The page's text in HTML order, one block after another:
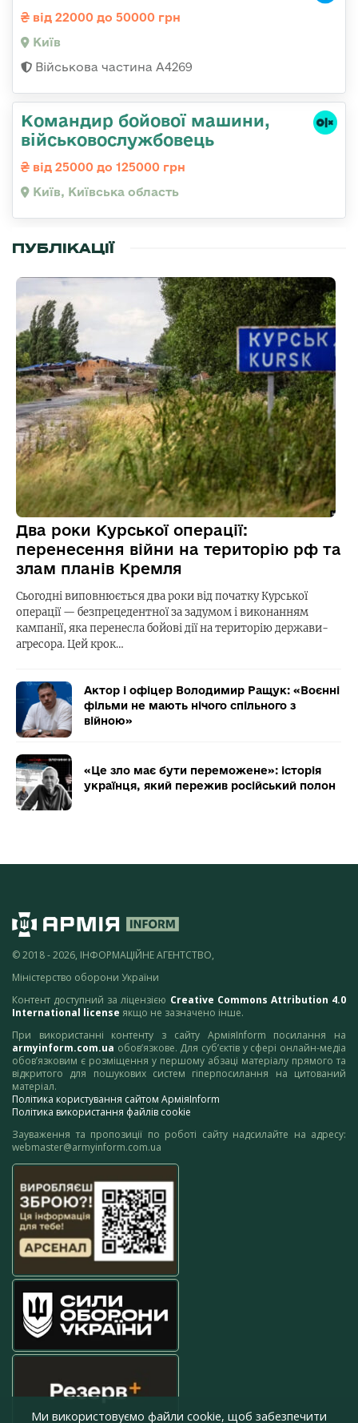
від 22000 до 50000 грн
Київ
Військова частина А4269
Командиp бойової машини,
військовослужбовець
від 25000 до 125000 грн
Київ, Київська область
ПУБЛІКАЦІЇ
Два роки Курської операції:
перенесення війни на територію рф та
злам планів Кремля
Сьогодні виповнюється два роки від початку Курської
операції — безпрецедентної за задумом і виконанням
кампанії, яка перенесла бойові дії на територію держави-
агресора. Цей крок…
Актор і офіцер Володимир Ращук: «Воєнні
фільми не мають нічого спільного з
війною»
«Це зло має бути переможене»: історія
українця, який пережив російський полон
© 2018 - 2026, ІНФОРМАЦІЙНЕ АГЕНТСТВО,
Міністерство оборони України
Контент доступний за ліцензією Creative Commons Attribution 4.0
International license якщо не зазначено інше.
При використанні контенту з сайту АрміяInform посилання на
armyinform.com.ua обов’язкове. Для суб’єктів у сфері онлайн-медіа
обов’язковим є розміщення у першому абзаці матеріалу прямого та
відкритого для пошукових систем гіперпосилання на цитований
матеріал.
Політика користування сайтом АрміяInform
Політика використання файлів cookie
Зауваження та пропозиції по роботі сайту надсилайте на адресу:
webmaster@armyinform.com.ua
Ми використовуємо файли cookie, щоб забезпечити